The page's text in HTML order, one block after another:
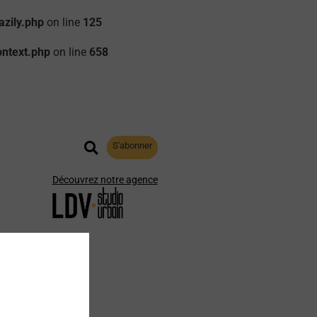
on line 125
on line 658
S'abonner
Découvrez notre agence